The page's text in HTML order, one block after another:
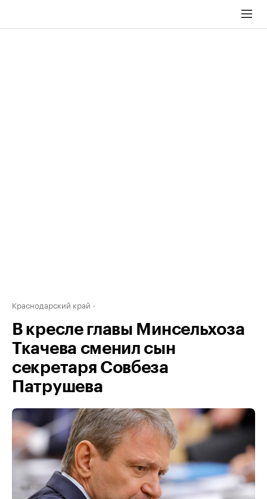
Краснодарский край
В кресле главы Минсельхоза
Ткачева сменил сын
секретаря Совбеза
Патрушева